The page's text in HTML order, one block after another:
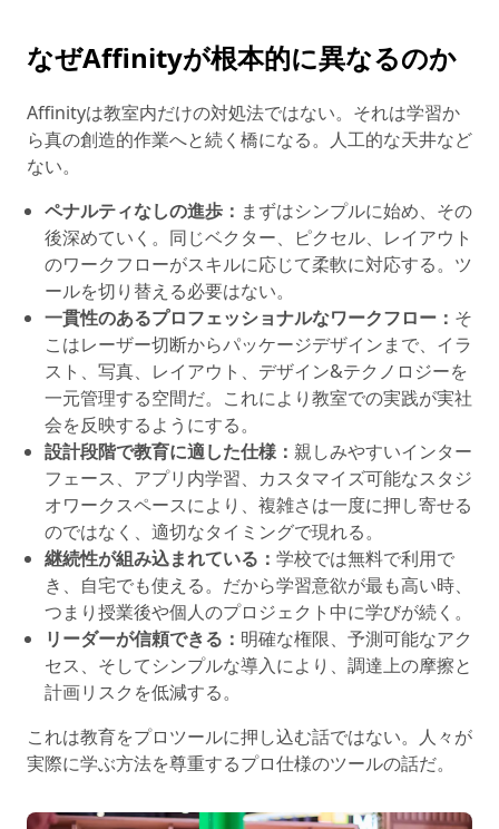
なぜAffinityが根本的に異なるのか
Affinityは教室内だけの対処法ではない。それは学習か
ら真の創造的作業へと続く橋になる。人工的な天井など
ない。
ペナルティなしの進歩： まずはシンプルに始め、その
後深めていく。同じベクター、ピクセル、レイアウト
のワークフローがスキルに応じて柔軟に対応する。ツ
ールを切り替える必要はない。
一貫性のあるプロフェッショナルなワークフロー： そ
こはレーザー切断からパッケージデザインまで、イラ
スト、写真、レイアウト、デザイン&テクノロジーを
一元管理する空間だ。これにより教室での実践が実社
会を反映するようにする。
設計段階で教育に適した仕様： 親しみやすいインター
フェース、アプリ内学習、カスタマイズ可能なスタジ
オワークスペースにより、複雑さは一度に押し寄せる
のではなく、適切なタイミングで現れる。
継続性が組み込まれている： 学校では無料で利用で
き、自宅でも使える。だから学習意欲が最も高い時、
つまり授業後や個人のプロジェクト中に学びが続く。
リーダーが信頼できる： 明確な権限、予測可能なアク
セス、そしてシンプルな導入により、調達上の摩擦と
計画リスクを低減する。
これは教育をプロツールに押し込む話ではない。人々が
実際に学ぶ方法を尊重するプロ仕様のツールの話だ。